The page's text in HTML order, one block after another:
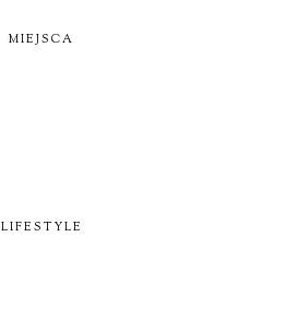
MIEJSCA
LIFESTYLE